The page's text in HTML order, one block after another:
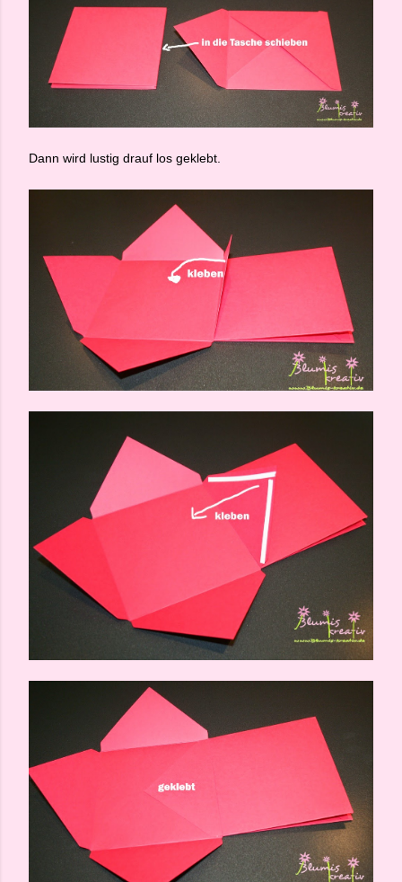
Dann wird lustig drauf los geklebt.